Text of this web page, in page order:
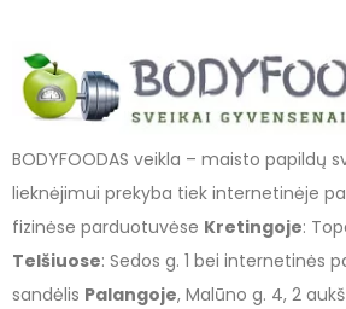
BODYFOODAS veikla – maisto papildų
lieknėjimui prekyba tiek internetinėje
fizinėse parduotuvėse Kretingoje:
Telšiuose: Sedos g. 1 bei internetinės
sandėlis Palangoje, Malūno g. 4, 2